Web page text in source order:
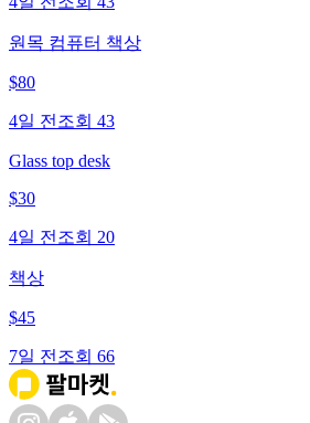
원목 컴퓨터 책상
$80
4일 전 조회 43
Glass top desk
$30
4일 전 조회 20
책상
$45
7일 전 조회 66